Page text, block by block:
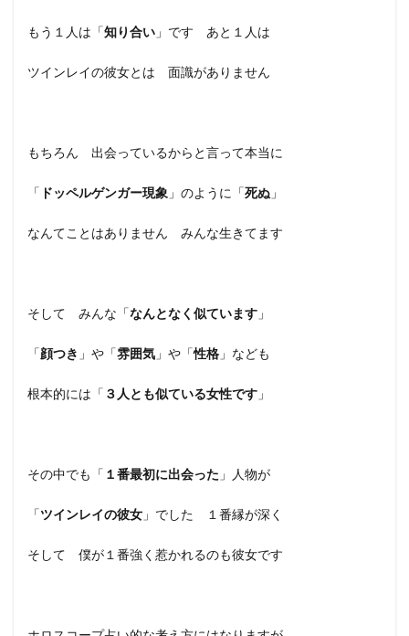
もう１人は「知り合い 」です あと１人は
ツインレイの彼女とは 面識がありません
もちろん 出会っているからと言って本当に
「 ドッペルゲンガー現象 」のように「死ぬ 」
なんてことはありません みんな生きてます
そして みんな「なんとなく似ています 」
「顔つき 」や「雰囲気 」や「性格 」なども
根本的には「 ３人とも似ている女性です 」
その中でも「 １番最初に出会った 」人物が
「ツインレイの彼女 」でした １番縁が深く
そして 僕が１番強く惹かれるのも彼女です